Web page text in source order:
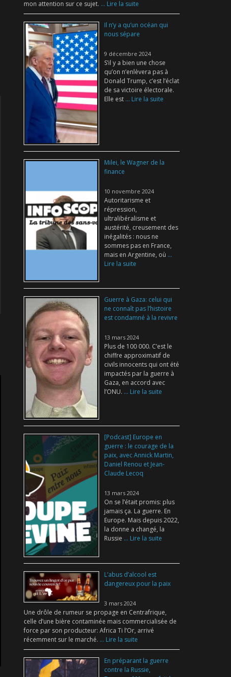
mon attention sur ce sujet. ... Lire la suite
Il n’y a qu’un océan qui
nous sépare
9 décembre 2024
S’il y a bien une chose
qu’on n’enlèvera pas à
Donald Trump, c’est l’éclat
de sa victoire électorale.
Elle est ... Lire la suite
Milei, le Wagner de la
finance
10 novembre 2024
Autoritarisme et
répression,
ultralibéralisme et
austérité, creusement des
inégalités : nous ne
sommes pas en France,
mais en Argentine, où ...
Lire la suite
Guerre à Gaza: celui qui
ne connaît pas l’histoire
est condamné à la revivre
13 mars 2024
Plus de 100 000. C’est le
chiffre approximatif de
civils innocents qui ont été
impactés par la guerre à
Gaza, en accord avec
l’ONU. ... Lire la suite
[Podcast] Europe en
guerre : le courage de la
paix, avec Annick Martin,
Daniel Renou et Jean-
Claude Lecoq
13 mars 2024
On se l’était promis: plus
jamais ça. La guerre. En
Europe. Mais depuis 2022,
la donne a changé, la
Russie ... Lire la suite
L’abus d’alcool est
dangereux pour la paix
3 mars 2024
Une drôle de rumeur se propage en Centrafrique,
celle d’une bière contaminée mais commercialisée de
force par son producteur: Africa Ti l’Or, arrivé
récemment sur le marché. ... Lire la suite
En préparant la guerre
contre la Russie,